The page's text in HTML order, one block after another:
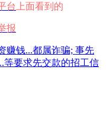
台 上面看到的
报
赚钱...都属诈骗; 事先
等要求先交款的招工信